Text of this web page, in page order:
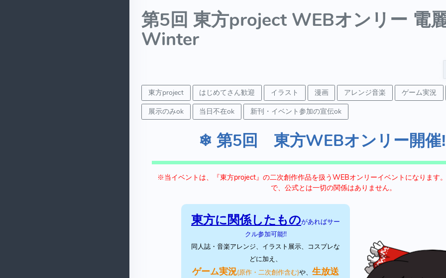
第5回 東方project WEBオンリー 電
Winter
東方project はじめてさん歓迎 イラスト 漫画 アレンジ音楽
ゲーム実況
展示のみok
当日不在ok 新刊・イベント参加の宣伝ok
❄ 第5回 東方WEBオンリー開
※当イベントは、『東方project』の二次創作作品を扱うWEBオンリーイベントになります
で、公式とは一切の関係はありません。
東方に関係したものがあればサー
クル参加可能!!
同人誌・音楽アレンジ、イラスト展示、コスプレな
どに加え、
ゲーム実況(原作・二次創作含む)や、 生放送